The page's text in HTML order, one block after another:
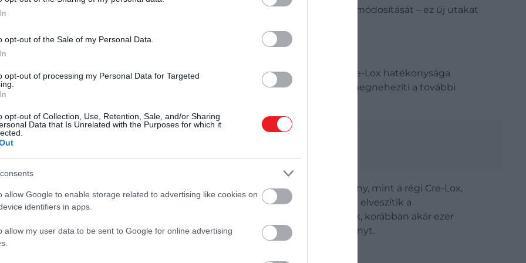
opt-out of the Sale of my Personal Data.
opt-out of processing my Personal Data for Targeted
opt-out of Collection, Use, Retention, Sale, and/or Sharing
Data that Is Unrelated with the Purposes for which it
allow Google to enable storage related to advertising like cookies on
identifiers in apps.
allow my user data to be sent to Google for online advertising
új technológia lehetővé teszi a genom szerkezeti változásainak irányított módosítását – ez új utakat
genetikai
az 1980-as évek óta használnak nagy DNS-szakaszok kezelésére – a Cre-Lox hatékonysága
és használata után gyakran maradnak „hegek" a DNS-ben, ami megnehezíti a további
DNS-ét fedezték fel Kolumbiában
módszert: az új PCE rendszer több mint háromszor olyan hatékony, mint a régi Cre-Lox,
és kisebb az esélye, hogy a módosítások idővel visszafordulnak (vagyis elveszítik a
a kívánt tulajdonságokkal rendelkező növényt vagy szervezetet megtalálják, korábban akár ezer
így sokkal kevesebb munkával és idővel elérik ugyanazt az eredményt.